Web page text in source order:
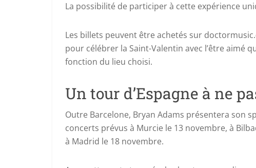
La possibilité de participer à cette expérience
Les billets peuvent être achetés sur
pour célébrer la Saint-Valentin avec l’être aimé
fonction du lieu choisi.
Un tour d’Espagne à ne
Outre Barcelone, Bryan Adams présentera son
concerts prévus à Murcie le 13 novembre, à
à Madrid le 18 novembre.